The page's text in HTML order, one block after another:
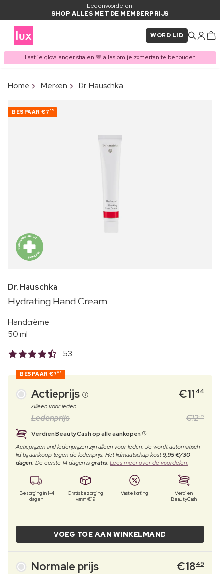
Ledenvoordelen:
SHOP ALLES MET DE MEMBERPRIJS
WORD LID
Laat je glow langer stralen 🤎 alles om je zomertan te behouden
ITEM TOEGEVOEGD AAN
Home Merken Dr. Hauschka
BESPAAR €7 05
Dr. Hauschka
Hydrating Hand Cream
Handcrème
50 ml
53
BESPAAR €7 05
Actieprijs €11 44
Alleen voor leden
Ledenprijs €1239
Verdien BeautyCash op alle aankopen
Actieprijzen and ledenprijzen zijn alleen voor leden. Je wordt automatisch
lid bij aankoop tegen de ledenprijs. Het lidmaatschap kost9,95 €/30
dagen. De eerste 14 dagen isgratis. Lees meer over de voordelen.
Bezorging in 1-4
dagen
Gratis bezorging
vanaf €19
Vaste korting
Verdien
BeautyCash
VOEG TOE AAN WINKELMAND
Normale prijs €1849